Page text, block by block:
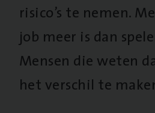
risico’s te nemen.
job meer is dan
Mensen die weten
het verschil te